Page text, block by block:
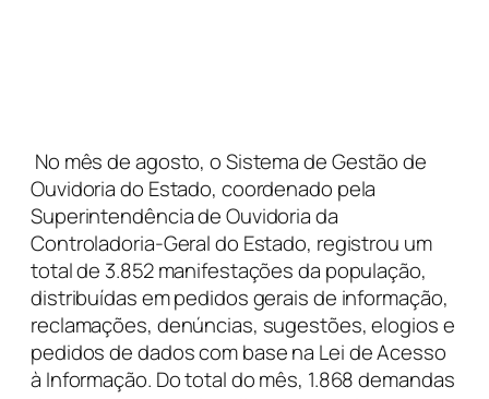
No mês de agosto, o Sistema de Gestão de
Ouvidoria do Estado, coordenado pela
Superintendência de Ouvidoria da
Controladoria-Geral do Estado, registrou um
total de 3.852 manifestações da população,
distribuídas em pedidos gerais de informação,
reclamações, denúncias, sugestões, elogios e
pedidos de dados com base na Lei de Acesso
à Informação. Do total do mês, 1.868 demandas